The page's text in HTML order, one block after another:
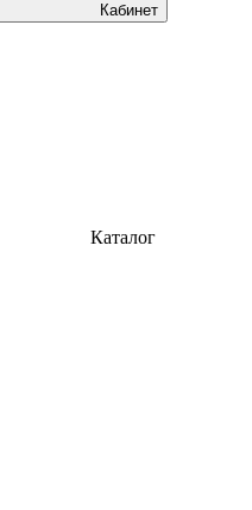
Кабинет
Каталог